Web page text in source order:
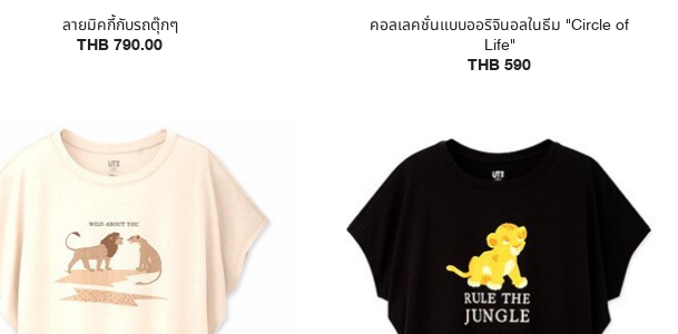
ลายมิคกี้กับรถตุ๊กๆ
THB 790.00
คอลเลคชั่นแบบออริจินอลในธีม "Circle of
Life"
THB 590